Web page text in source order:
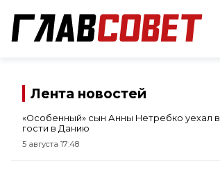
Лента новостей
«Особенный» сын Анны Нетребко уехал в
гости в Данию
5 августа 17:48